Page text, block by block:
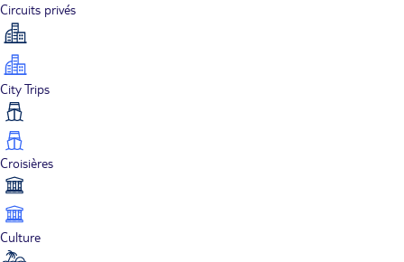
Circuits privés
City Trips
Croisières
Culture